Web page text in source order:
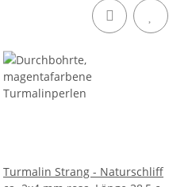
Turmalin Strang - Naturschliff